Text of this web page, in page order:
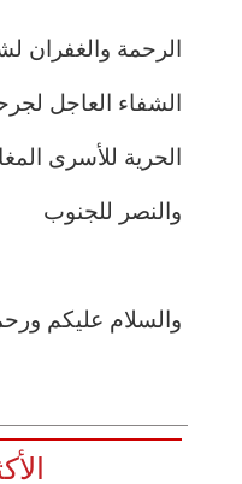
الرحمة والغفران
الشفاء العاجل
الحرية للأسرى
والنصر للجنوب
والسلام عليكم